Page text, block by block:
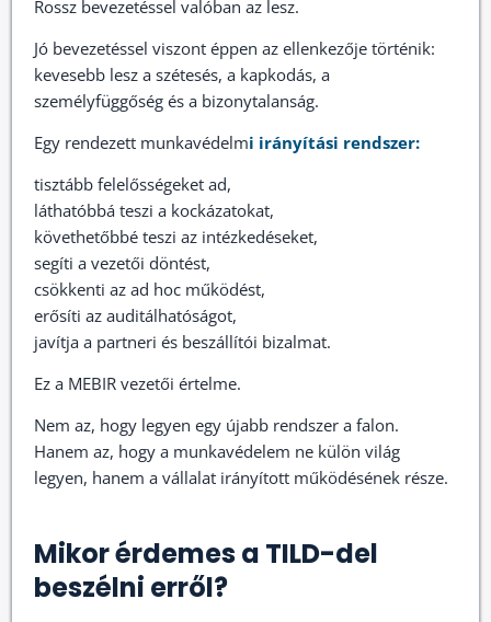
Rossz bevezetéssel valóban az lesz.
Jó bevezetéssel viszont éppen az ellenkezője történik:
kevesebb lesz a szétesés, a kapkodás, a
személyfüggőség és a bizonytalanság.
Egy rendezett munkavédelmi irányítási rendszer:
tisztább felelősségeket ad,
láthatóbbá teszi a kockázatokat,
követhetőbbé teszi az intézkedéseket,
segíti a vezetői döntést,
csökkenti az ad hoc működést,
erősíti az auditálhatóságot,
javítja a partneri és beszállítói bizalmat.
Ez a MEBIR vezetői értelme.
Nem az, hogy legyen egy újabb rendszer a falon.
Hanem az, hogy a munkavédelem ne külön világ
legyen, hanem a vállalat irányított működésének része.
Mikor érdemes a TILD-del
beszélni erről?